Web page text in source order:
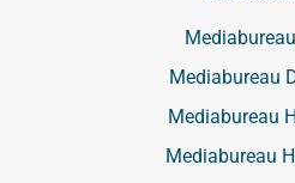
Mediabureau
Mediabureau
Mediabureau